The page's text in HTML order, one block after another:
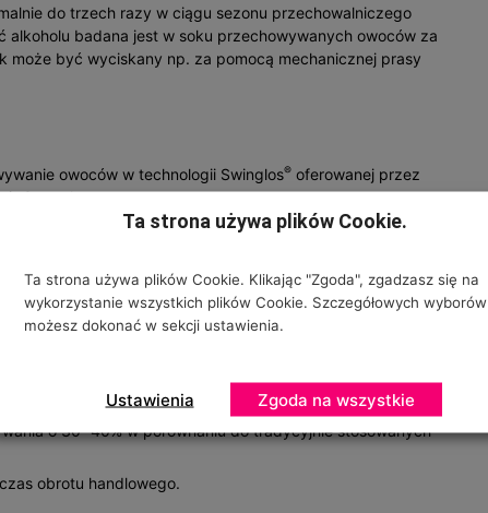
do trzech razy w ciągu sezonu przechowalniczego
alkoholu badana jest w soku przechowywanych owoców za
może być wyciskany np. za pomocą mechanicznej prasy
owoców w technologii Swinglos® oferowanej przez
Control.
oddychania
oferuje nowatorską metodę kontrolowania
opartą na pomiarze współczynnika oddechowego
Pracę nad wprowadzeniem do praktyki
prof. Simon Schouten na Uniwersytecie w Wageningen.
systemem ACR to:
o 30−40% w porównaniu do tradycyjnie stosowanych
obrotu handlowego.
Ta strona używa plików Cookie.
Ta strona używa plików Cookie. Klikając "Zgoda", zgadzasz się na
wykorzystanie wszystkich plików Cookie. Szczegółowych wyborów
możesz dokonać w sekcji ustawienia.
Ustawienia Zgoda na wszystkie